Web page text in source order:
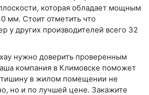
которая обладает мощным
мм. Стоит отметить что
у других производителей всего 32
нужно доверить проверенным
компания в Климовске поможет
тишину в жилом помещении не
но и по лучшей цене. Закажите